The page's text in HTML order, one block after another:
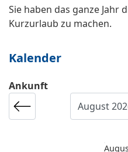
Sie haben das ganze Jahr
Kurzurlaub zu machen.
Kalender
Ankunft